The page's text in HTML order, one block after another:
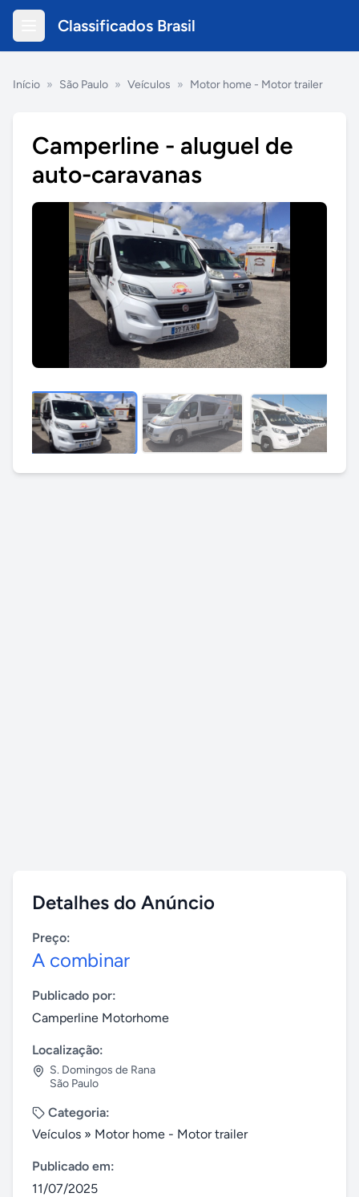
Classificados Brasil
Início » São Paulo » Veículos » Motor home - Motor trailer
Camperline - aluguel de
auto-caravanas
Detalhes do Anúncio
Preço:
A combinar
Publicado por:
Camperline Motorhome
Localização:
S. Domingos de Rana
São Paulo
Categoria:
Veículos » Motor home - Motor trailer
Publicado em:
11/07/2025